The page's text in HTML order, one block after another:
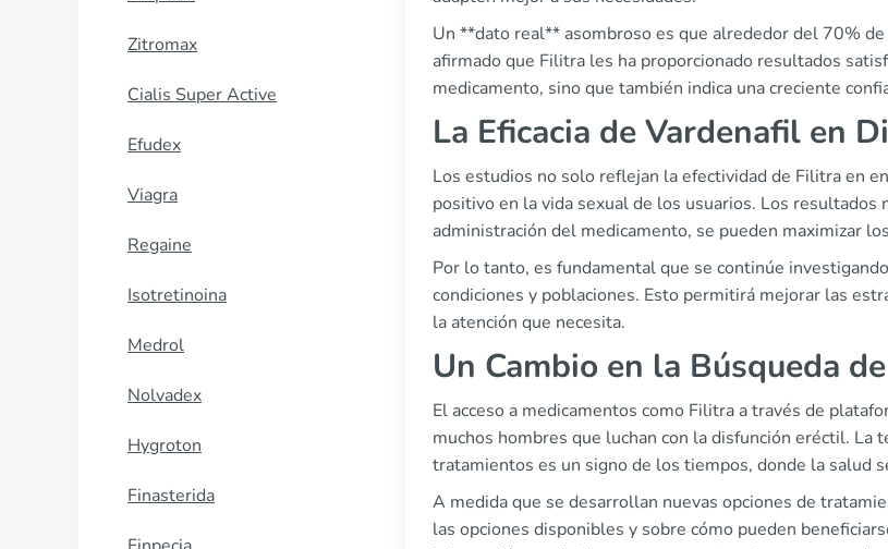
Zitromax
Cialis Super Active
Efudex
Viagra
Regaine
Isotretinoina
Medrol
Nolvadex
Hygroton
Finasterida
Un **dato real** asombroso es que alrededor del 70%
afirmado que Filitra les ha proporcionado resultados
medicamento, sino que también indica una creciente
La Eficacia de Vardenafil en
Los estudios no solo reflejan la efectividad de Filitra en
positivo en la vida sexual de los usuarios. Los
administración del medicamento, se pueden maximizar
Por lo tanto, es fundamental que se continúe
condiciones y poblaciones. Esto permitirá mejorar las
la atención que necesita.
Un Cambio en la Búsqueda
El acceso a medicamentos como Filitra a través de
muchos hombres que luchan con la disfunción eréctil. La
tratamientos es un signo de los tiempos, donde la salud
A medida que se desarrollan nuevas opciones de
las opciones disponibles y sobre cómo pueden